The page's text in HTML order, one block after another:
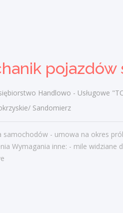
próbny z
miejsce pracy:
Jadwiga
Uprawnienia:...
Handlowo - Usługowe "TOMAX"
Sandomierz
samochodów - umowa na okres
Wymagania inne: - mile widziane